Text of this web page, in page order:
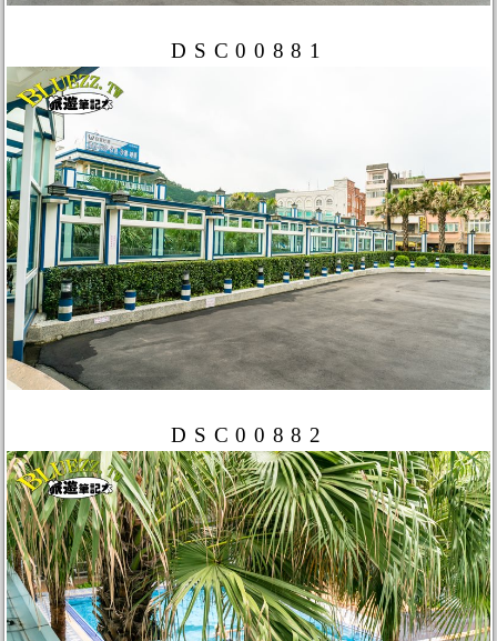
DSC00881
DSC00882